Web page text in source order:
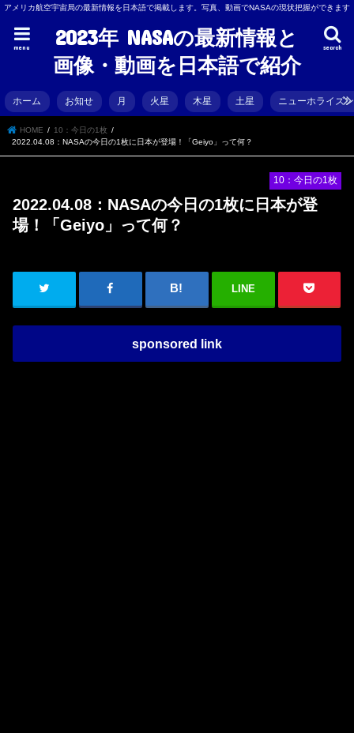
アメリカ航空宇宙局の最新情報を日本語で掲載します。写真、動画でNASAの現状把握ができます
2023年 NASAの最新情報と
画像・動画を日本語で紹介
search
menu
ホーム お知せ 月 火星 木星 土星 ニューホライズ
HOME
10：今日の1枚
2022.04.08：NASAの今日の1枚に日本が登場！「Geiyo」って何？
10：今日の1枚
2022.04.08：NASAの今日の1枚に日本が登
場！「Geiyo」って何？
LINE
sponsored link